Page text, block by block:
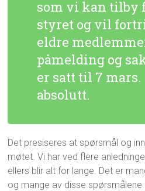
som vi kan tilby
styret og vil
eldre
påmelding og
er satt til 7
absolutt.
Det presiseres at spørsmål og
møtet. Vi har ved flere
ellers blir alt for lange. Det er
og mange av disse